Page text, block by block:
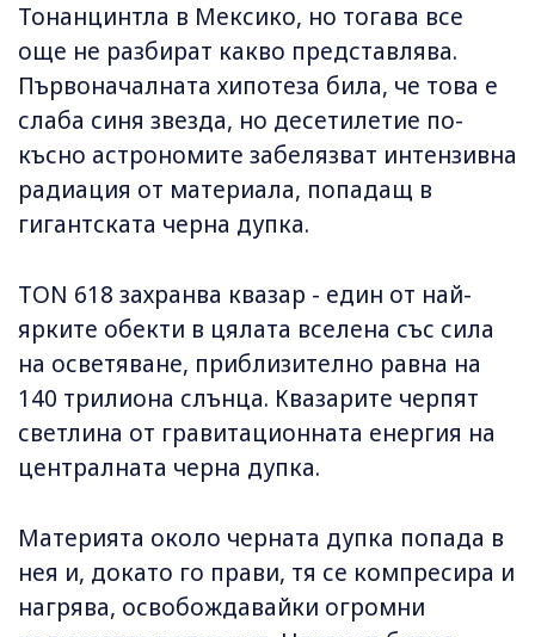
Тонанцинтла в Мексико, но тогава все
още не разбират какво представлява.
Първоначалната хипотеза била, че това е
слаба синя звезда, но десетилетие по-
късно астрономите забелязват интензивна
радиация от материала, попадащ в
гигантската черна дупка.
TON 618 захранва квазар - един от най-
ярките обекти в цялата вселена със сила
на осветяване, приблизително равна на
140 трилиона слънца. Квазарите черпят
светлина от гравитационната енергия на
централната черна дупка.
Материята около черната дупка попада в
нея и, докато го прави, тя се компресира и
нагрява, освобождавайки огромни